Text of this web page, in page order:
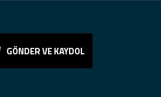
GÖNDER VE KAYDOL